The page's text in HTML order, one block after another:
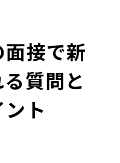
接で新
質問と
ト